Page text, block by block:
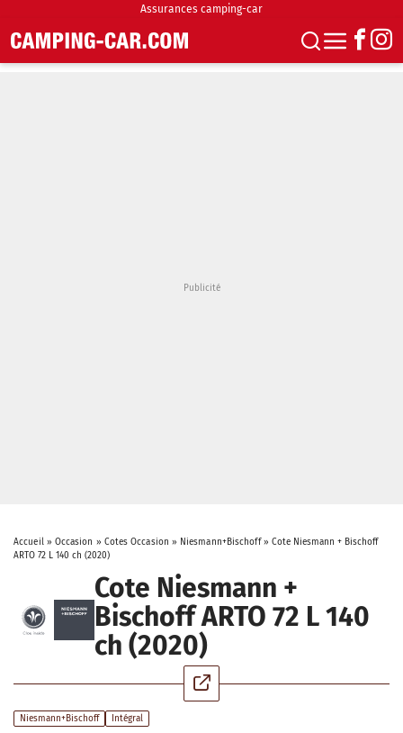
Assurances camping-car
Accueil» Occasion » Cotes Occasion » Niesmann+Bischoff» Cote Niesmann + Bischoff
ARTO 72 L 140 ch (2020)
Cote Niesmann +
Bischoff ARTO 72 L 140
ch (2020)
Niesmann+Bischoff Intégral